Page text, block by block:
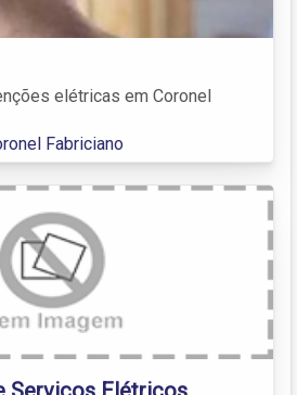
elétricas em Coronel
Fabriciano